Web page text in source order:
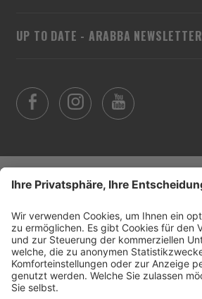
UP TO DATE - ARABBA NEWSLETTER